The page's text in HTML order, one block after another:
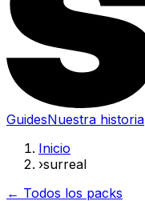
GuidesNuestra historia
Inicio
›surreal
← Todos los packs